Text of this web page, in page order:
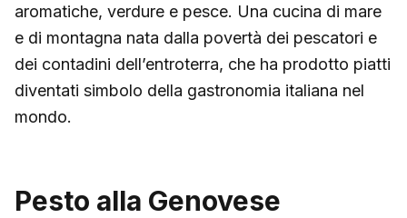
aromatiche, verdure e pesce. Una cucina di mare
e di montagna nata dalla povertà dei pescatori e
dei contadini dell’entroterra, che ha prodotto piatti
diventati simbolo della gastronomia italiana nel
mondo.
Pesto alla Genovese